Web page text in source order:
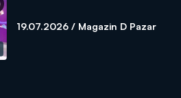
19.07.2026 / Magazin D Pazar